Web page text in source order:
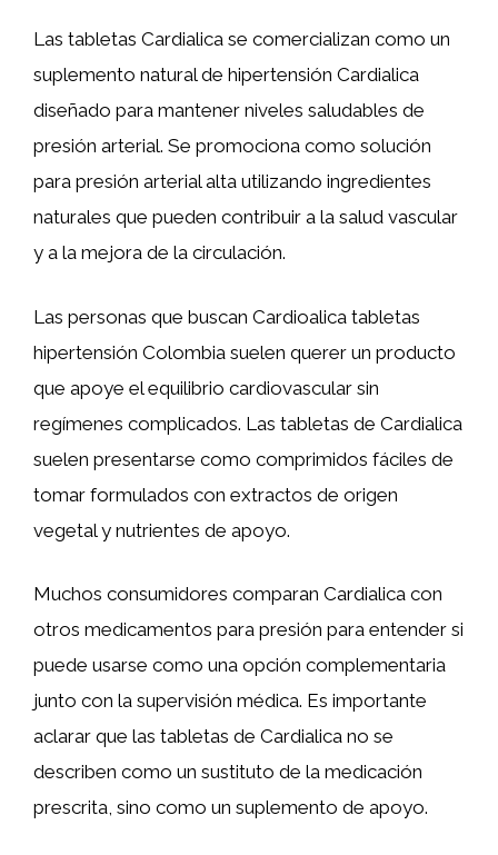
Las tabletas Cardialica se comercializan como un
suplemento natural de hipertensión Cardialica
diseñado para mantener niveles saludables de
presión arterial. Se promociona como solución
para presión arterial alta utilizando ingredientes
naturales que pueden contribuir a la salud vascular
y a la mejora de la circulación.
Las personas que buscan Cardioalica tabletas
hipertensión Colombia suelen querer un producto
que apoye el equilibrio cardiovascular sin
regímenes complicados. Las tabletas de Cardialica
suelen presentarse como comprimidos fáciles de
tomar formulados con extractos de origen
vegetal y nutrientes de apoyo.
Muchos consumidores comparan Cardialica con
otros medicamentos para presión para entender si
puede usarse como una opción complementaria
junto con la supervisión médica. Es importante
aclarar que las tabletas de Cardialica no se
describen como un sustituto de la medicación
prescrita, sino como un suplemento de apoyo.